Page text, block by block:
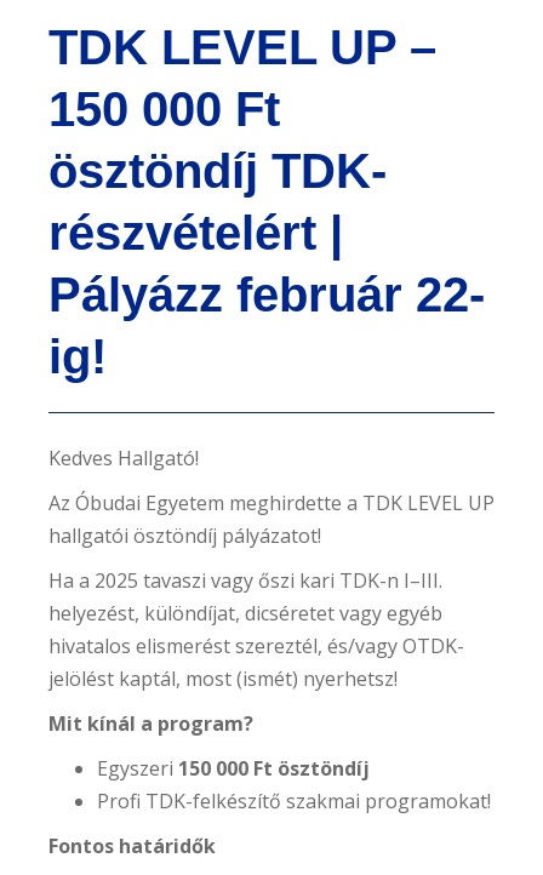
TDK LEVEL UP –
150 000 Ft
ösztöndíj TDK-
részvételért |
Pályázz február 22-
ig!
Kedves Hallgató!
Az Óbudai Egyetem meghirdette a TDK LEVEL UP
hallgatói ösztöndíj pályázatot!
Ha a 2025 tavaszi vagy őszi kari TDK-n I–III.
helyezést, különdíjat, dicséretet vagy egyéb
hivatalos elismerést szereztél, és/vagy OTDK-
jelölést kaptál, most (ismét) nyerhetsz!
Mit kínál a program?
Egyszeri 150 000 Ft ösztöndíj
Profi TDK-felkészítő szakmai programokat!
Fontos határidők